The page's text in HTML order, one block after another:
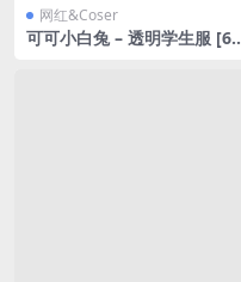
网红&Coser
可可小白兔 – 透明学生服 [64